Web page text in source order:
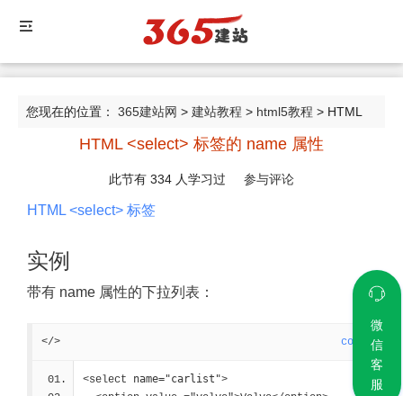
您现在的位置： 365建站网 > 建站教程 > html5教程 > HTML
<select> 标签的 name 属性
HTML <select> 标签的 name 属性
此节有 334 人学习过 参与评论
HTML <select> 标签
实例
带有 name 属性的下拉列表：
</> code
<select name="carlist">
微
信
客
服